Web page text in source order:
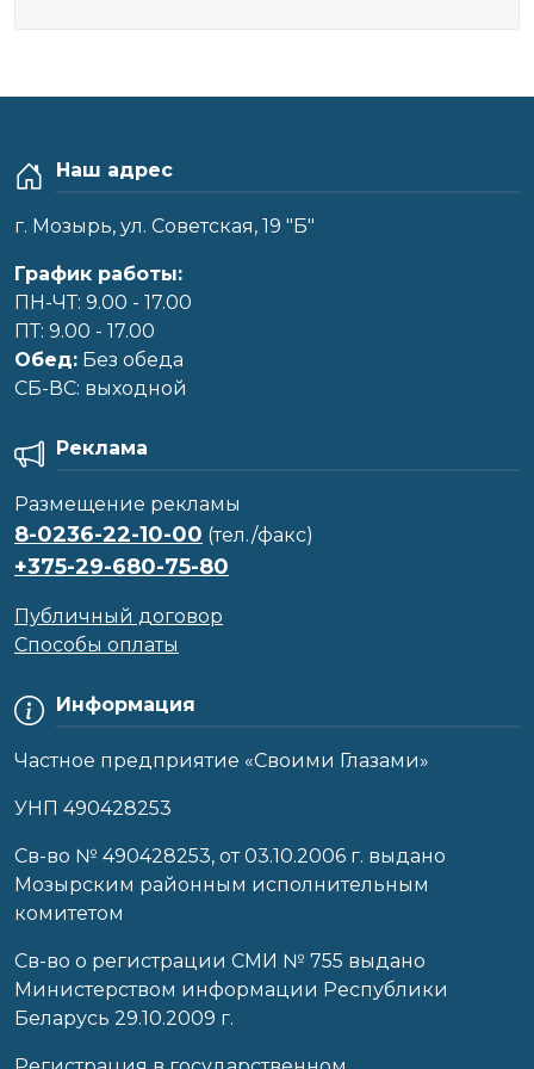
Наш адрес
г. Мозырь, ул. Советская, 19 "Б"
График работы:
ПН-ЧТ: 9.00 - 17.00
ПТ: 9.00 - 17.00
Обед: Без обеда
CБ-ВС: выходной
Информация
Частное предприятие «Своими Глазами»
УНП 490428253
Cв-во № 490428253, от 03.10.2006 г. выдано
Мозырским районным исполнительным
комитетом
Св-во о регистрации СМИ № 755 выдано
Министерством информации Республики
Беларусь 29.10.2009 г.
Реклама
Размещение рекламы
8-0236-22-10-00 (тел./факс)
+375-29-680-75-80
Публичный договор
Способы оплаты